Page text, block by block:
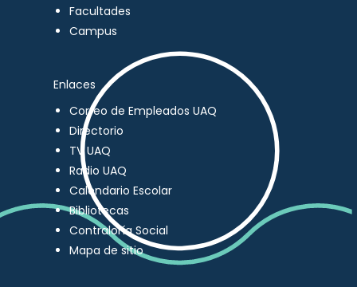
Facultades
Campus
Enlaces
Correo de Empleados UAQ
Directorio
TV UAQ
Radio UAQ
Calendario Escolar
Bibliotecas
Contraloría Social
Mapa de sitio